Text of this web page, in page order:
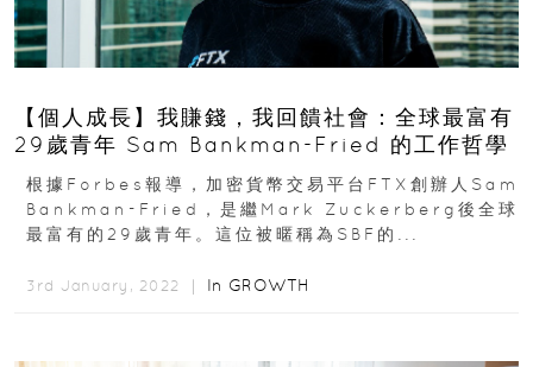
【個人成長】我賺錢，我回饋社會：全球最富有
29歲青年 Sam Bankman-Fried 的工作哲學
根據Forbes報導，加密貨幣交易平台FTX創辦人Sam
Bankman-Fried，是繼Mark Zuckerberg後全球
最富有的29歲青年。這位被暱稱為SBF的...
3rd January, 2022 ｜ In GROWTH